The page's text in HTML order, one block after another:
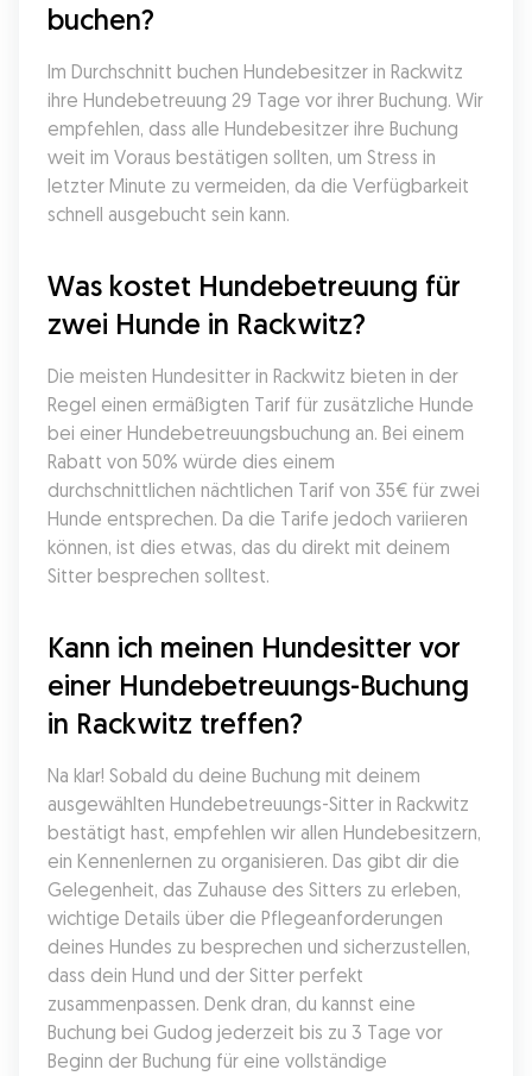
buchen?
Im Durchschnitt buchen Hundebesitzer in Rackwitz
ihre Hundebetreuung 29 Tage vor ihrer Buchung. Wir
empfehlen, dass alle Hundebesitzer ihre Buchung
weit im Voraus bestätigen sollten, um Stress in
letzter Minute zu vermeiden, da die Verfügbarkeit
schnell ausgebucht sein kann.
Was kostet Hundebetreuung für
zwei Hunde in Rackwitz?
Die meisten Hundesitter in Rackwitz bieten in der
Regel einen ermäßigten Tarif für zusätzliche Hunde
bei einer Hundebetreuungsbuchung an. Bei einem
Rabatt von 50% würde dies einem
durchschnittlichen nächtlichen Tarif von 35€ für zwei
Hunde entsprechen. Da die Tarife jedoch variieren
können, ist dies etwas, das du direkt mit deinem
Sitter besprechen solltest.
Kann ich meinen Hundesitter vor
einer Hundebetreuungs-Buchung
in Rackwitz treffen?
Na klar! Sobald du deine Buchung mit deinem
ausgewählten Hundebetreuungs-Sitter in Rackwitz
bestätigt hast, empfehlen wir allen Hundebesitzern,
ein Kennenlernen zu organisieren. Das gibt dir die
Gelegenheit, das Zuhause des Sitters zu erleben,
wichtige Details über die Pflegeanforderungen
deines Hundes zu besprechen und sicherzustellen,
dass dein Hund und der Sitter perfekt
zusammenpassen. Denk dran, du kannst eine
Buchung bei Gudog jederzeit bis zu 3 Tage vor
Beginn der Buchung für eine vollständige